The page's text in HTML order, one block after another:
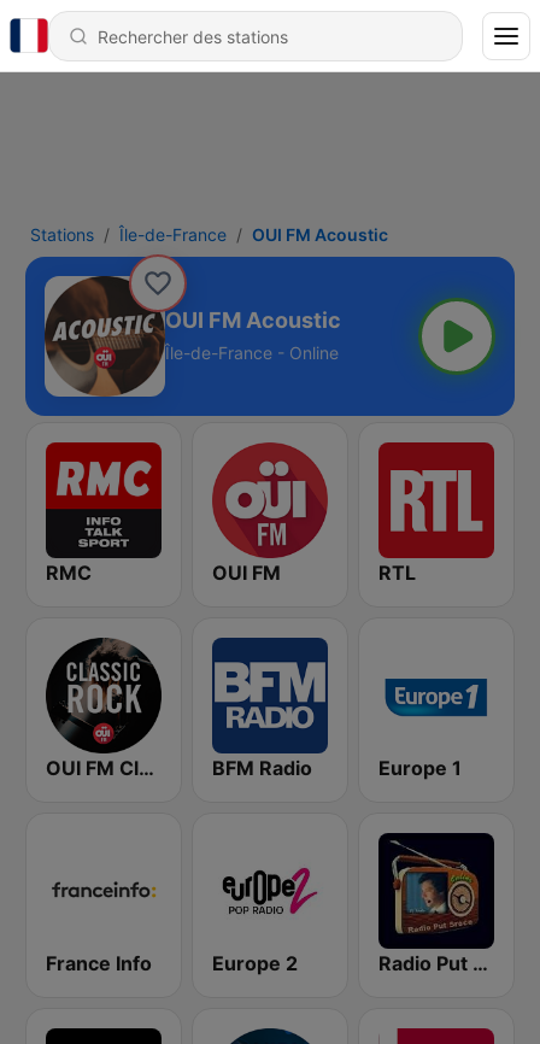
Stations Île-de-France OUI FM Acoustic
OUI FM Acoustic
Île-de-France - Online
RMC OUI FM RTL
OUI FM Classic Rock BFM Radio Europe 1
France Info Europe 2 Radio Put Sreće